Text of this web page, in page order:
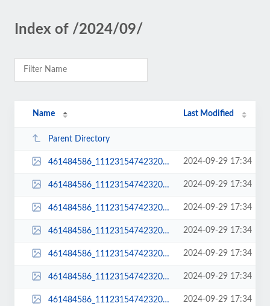
Index of /2024/09/
Name Last Modified
Parent Directory
461484586_1112315474232004_318006378864948561_n-150x150.jpg 2024-09-29 17:34
461484586_1112315474232004_318006378864948561_n-174x131.jpg 2024-09-29 17:34
461484586_1112315474232004_318006378864948561_n-300x158.jpg 2024-09-29 17:34
461484586_1112315474232004_318006378864948561_n-600x315.jpg 2024-09-29 17:34
461484586_1112315474232004_318006378864948561_n-620x264.jpg 2024-09-29 17:34
461484586_1112315474232004_318006378864948561_n-70x53.jpg 2024-09-29 17:34
461484586_1112315474232004_318006378864948561_n-768x403.jpg 2024-09-29 17:34